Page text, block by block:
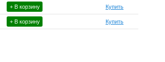
+ В корзину Купить
+ В корзину Купить